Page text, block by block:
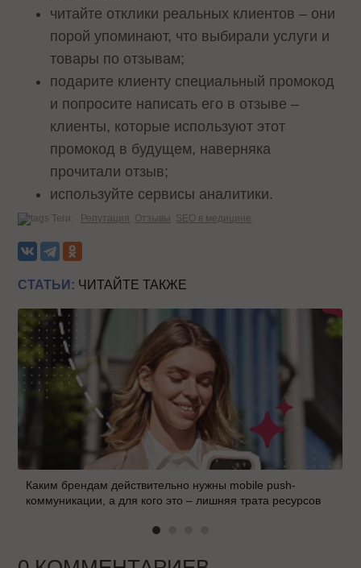
читайте отклики реальных клиентов – они
порой упоминают, что выбирали услуги и
товары по отзывам;
подарите клиенту специальный промокод
и попросите написать его в отзыве –
клиенты, которые используют этот
промокод в будущем, наверняка
прочитали отзыв;
используйте сервисы аналитики.
Теги: Репутация Отзывы SEO в медицине
СТАТЬИ: ЧИТАЙТЕ ТАКЖЕ
Каким брендам действительно нужны mobile push-
коммуникации, а для кого это – лишняя трата ресурсов